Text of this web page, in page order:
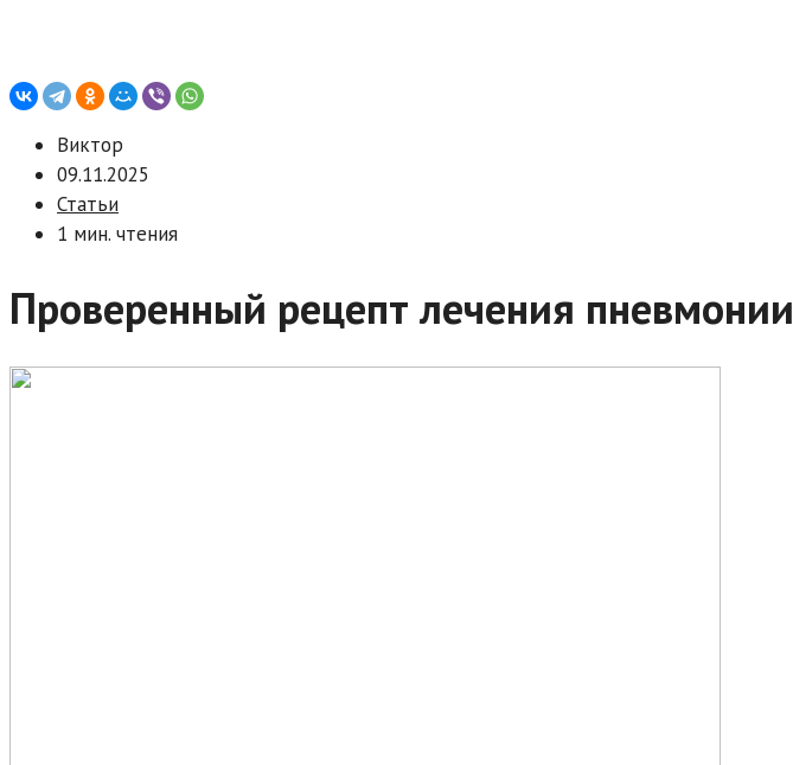
Виктор
09.11.2025
Статьи
1 мин. чтения
Проверенный рецепт лечения пневмонии